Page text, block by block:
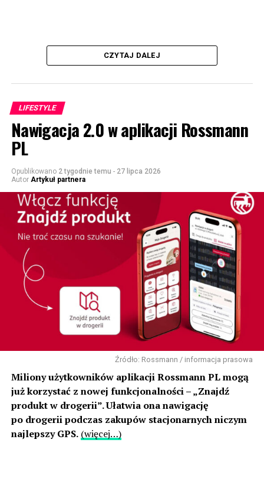
CZYTAJ DALEJ
LIFESTYLE
Nawigacja 2.0 w aplikacji Rossmann
PL
Opublikowano 2 tygodnie temu - 27 lipca 2026
Autor Artykuł partnera
Źródło: Rossmann / informacja prasowa
Miliony użytkowników aplikacji Rossmann PL mogą
już korzystać z nowej funkcjonalności – „Znajdź
produkt w drogerii”. Ułatwia ona nawigację
po drogerii podczas zakupów stacjonarnych niczym
najlepszy GPS. (więcej…)